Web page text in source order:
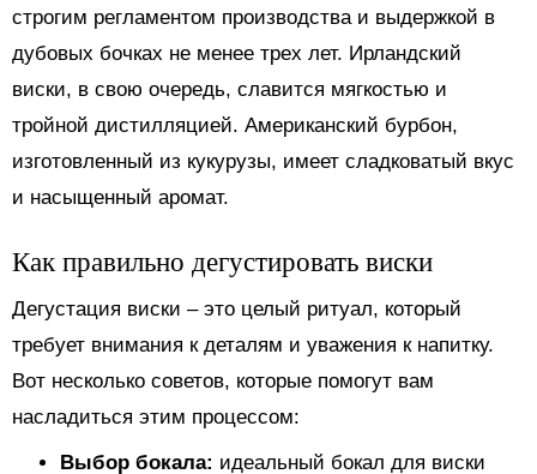
строгим регламентом производства и выдержкой в
дубовых бочках не менее трех лет. Ирландский
виски, в свою очередь, славится мягкостью и
тройной дистилляцией. Американский бурбон,
изготовленный из кукурузы, имеет сладковатый вкус
и насыщенный аромат.
Как правильно дегустировать виски
Дегустация виски – это целый ритуал, который
требует внимания к деталям и уважения к напитку.
Вот несколько советов, которые помогут вам
насладиться этим процессом:
Выбор бокала: идеальный бокал для виски